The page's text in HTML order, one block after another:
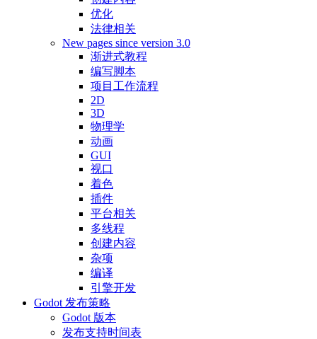
优化
法律相关
New pages since version 3.0
渐进式教程
编写脚本
项目工作流程
2D
3D
物理学
动画
GUI
视口
着色
插件
平台相关
多线程
创建内容
杂项
编译
引擎开发
Godot 发布策略
Godot 版本
发布支持时间表